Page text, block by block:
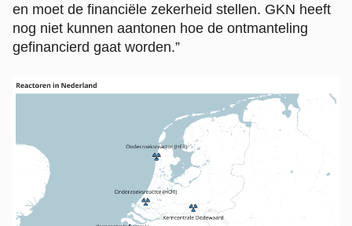
en moet de financiële zekerheid stellen. GKN heeft
nog niet kunnen aantonen hoe de ontmanteling
gefinancierd gaat worden.”